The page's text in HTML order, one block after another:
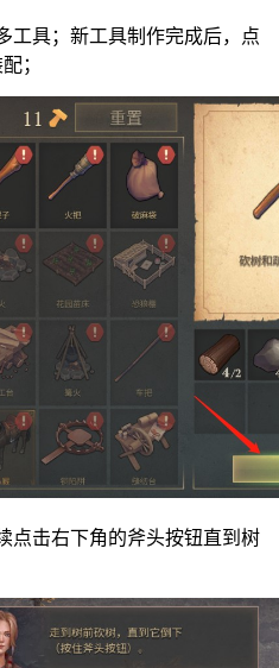
工具；新工具制作完成后，点
；
点击右下角的斧头按钮直到树